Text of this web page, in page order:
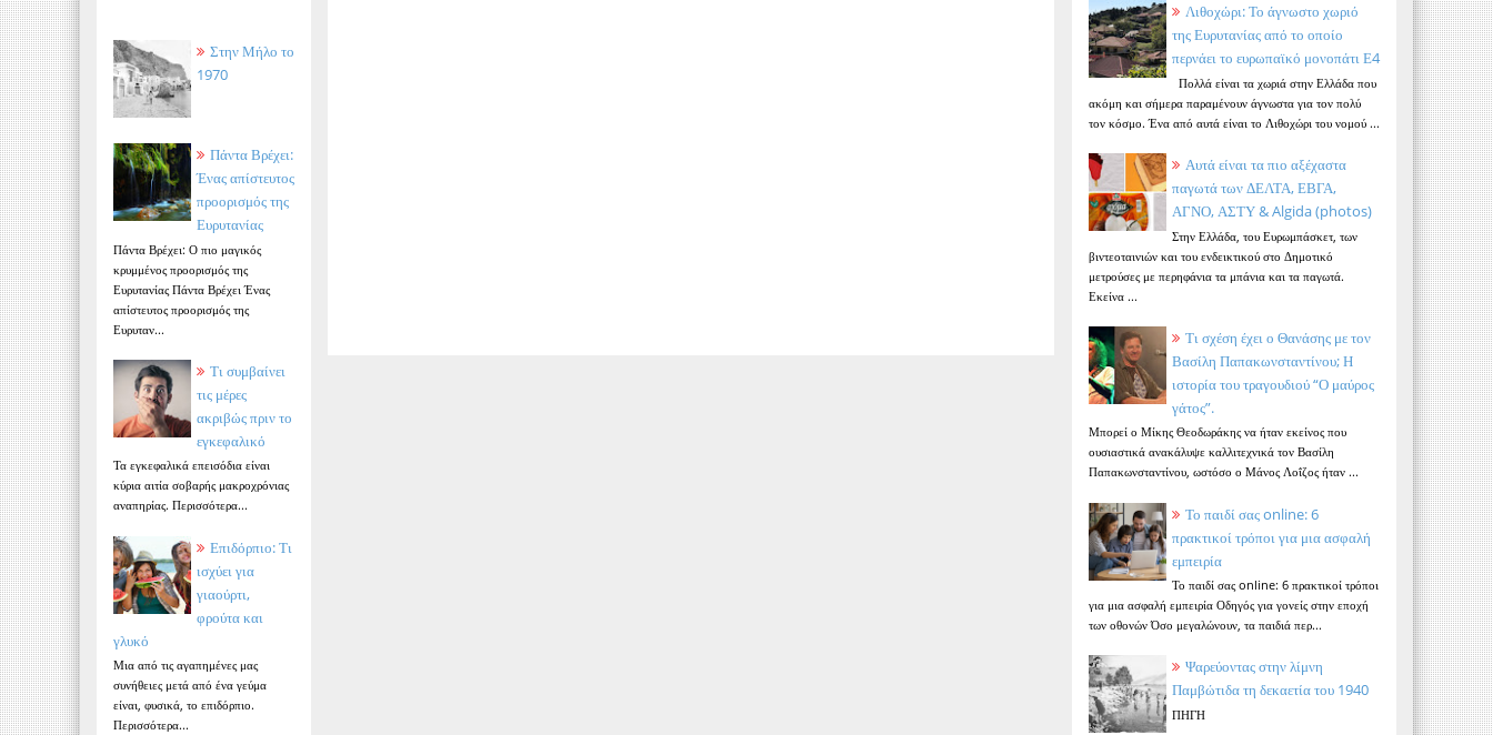
Στην Μήλο το
1970
Πάντα Βρέχει:
Ένας απίστευτος
προορισμός της
Ευρυτανίας
Πάντα Βρέχει: Ο πιο μαγικός
κρυμμένος προορισμός της
Ευρυτανίας Πάντα Βρέχει Ένας
απίστευτος προορισμός της
Ευρυταν...
Τι συμβαίνει
τις μέρες
ακριβώς πριν το
εγκεφαλικό
Τα εγκεφαλικά επεισόδια είναι
κύρια αιτία σοβαρής μακροχρόνιας
αναπηρίας. Περισσότερα...
Επιδόρπιο: Τι
ισχύει για
γιαούρτι,
φρούτα και
γλυκό
Μια από τις αγαπημένες μας
συνήθειες μετά από ένα γεύμα
είναι, φυσικά, το επιδόρπιο.
Περισσότερα...
Λιθοχώρι: Το άγνωστο χωριό
της Ευρυτανίας από το οποίο
περνάει το ευρωπαϊκό μονοπάτι Ε4
Πολλά είναι τα χωριά στην Ελλάδα που
ακόμη και σήμερα παραμένουν άγνωστα για τον πολύ
τον κόσμο. Ένα από αυτά είναι το Λιθοχώρι του νομού ...
Αυτά είναι τα πιο αξέχαστα
παγωτά των ΔΕΛΤΑ, ΕΒΓΑ,
ΑΓΝΟ, ΑΣΤΥ & Algida (photos)
Στην Ελλάδα, του Ευρωμπάσκετ, των
βιντεοταινιών και του ενδεικτικού στο Δημοτικό
μετρούσες με περηφάνια τα μπάνια και τα παγωτά.
Εκείνα ...
Τι σχέση έχει ο Θανάσης με τον
Βασίλη Παπακωνσταντίνου; Η
ιστορία του τραγουδιού “Ο μαύρος
γάτος”.
Μπορεί ο Μίκης Θεοδωράκης να ήταν εκείνος που
ουσιαστικά ανακάλυψε καλλιτεχνικά τον Βασίλη
Παπακωνσταντίνου, ωστόσο ο Μάνος Λοΐζος ήταν ...
Το παιδί σας online: 6
πρακτικοί τρόποι για μια ασφαλή
εμπειρία
Το παιδί σας online: 6 πρακτικοί τρόποι
για μια ασφαλή εμπειρία Οδηγός για γονείς στην εποχή
των οθονών Όσο μεγαλώνουν, τα παιδιά περ...
Ψαρεύοντας στην λίμνη
Παμβώτιδα τη δεκαετία του 1940
ΠΗΓΗ